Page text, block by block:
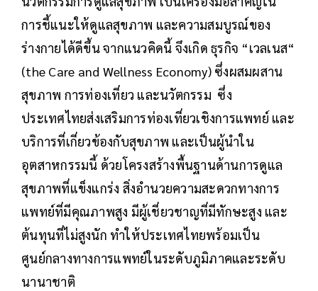
การชี้แนะให้ดูแลสุขภาพ และความสมบูรณ์ของ
ร่างกายได้ดีขึ้น จากแนวคิดนี้ จึงเกิด ธุรกิจ “เวลเนส“
(the Care and Wellness Economy) ซึ่งผสมผสาน
สุขภาพ การท่องเที่ยว และนวัตกรรม ซึ่ง
ประเทศไทยส่งเสริมการท่องเที่ยวเชิงการแพทย์ และ
บริการที่เกี่ยวข้องกับสุขภาพ และเป็นผู้นำใน
อุตสาหกรรมนี้ ด้วยโครงสร้างพื้นฐานด้านการดูแล
สุขภาพที่แข็งแกร่ง สิ่งอำนวยความสะดวกทางการ
แพทย์ที่มีคุณภาพสูง มีผู้เชี่ยวชาญที่มีทักษะสูง และ
ต้นทุนที่ไม่สูงนัก ทำให้ประเทศไทยพร้อมเป็น
ศูนย์กลางทางการแพทย์ในระดับภูมิภาคและระดับ
นานาชาติ